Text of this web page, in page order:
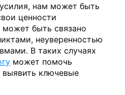
нам может быть
ценности
быть связано
неуверенностью
В таких случаях
может помочь
выявить ключевые